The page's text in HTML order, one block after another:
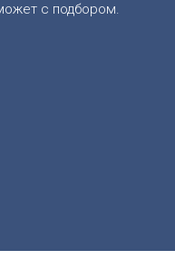
с подбором.